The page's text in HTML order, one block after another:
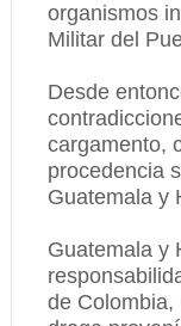
organismos
Militar del
Desde
cargamento,
procedencia
Guatemala y
Guatemala y
de Colombia,